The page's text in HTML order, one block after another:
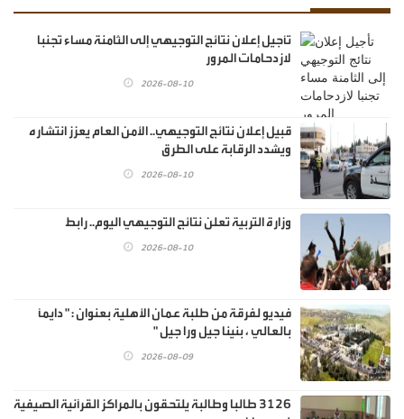
تأجيل إعلان نتائج التوجيهي إلى الثامنة مساء تجنبا
لازدحامات المرور
2026-08-10
قبيل إعلان نتائج التوجيهي.. الأمن العام يعزز انتشاره
ويشدد الرقابة على الطرق
2026-08-10
وزارة التربية تعلن نتائج التوجيهي اليوم.. رابط
2026-08-10
فيديو لفرقة من طلبة عمان الأهلية بعنوان : " دايماً
بالعالي ، بنينا جيل ورا جيل "
2026-08-09
3126 طالبا وطالبة يلتحقون بالمراكز القرآنية الصيفية